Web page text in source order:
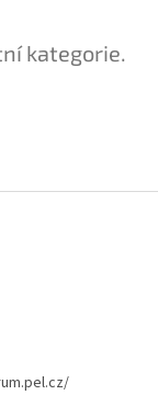
kategorie.